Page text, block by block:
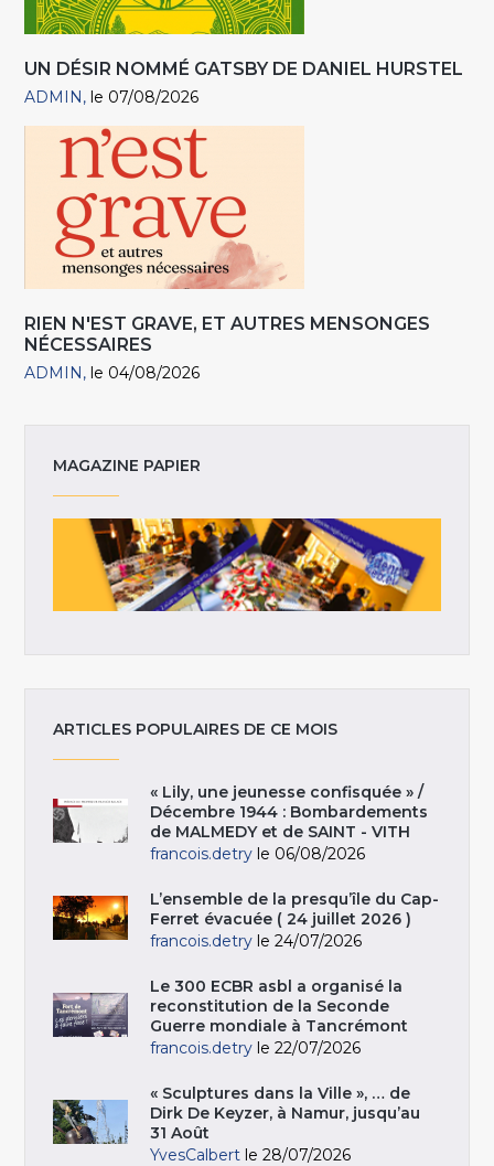
UN DÉSIR NOMMÉ GATSBY DE DANIEL HURSTEL
ADMIN le 07/08/2026
RIEN N'EST GRAVE, ET AUTRES MENSONGES
NÉCESSAIRES
ADMIN le 04/08/2026
MAGAZINE PAPIER
ARTICLES POPULAIRES DE CE MOIS
« Lily, une jeunesse confisquée » /
Décembre 1944 : Bombardements
de MALMEDY et de SAINT - VITH
francois.detry le 06/08/2026
L’ensemble de la presqu’île du Cap-
Ferret évacuée ( 24 juillet 2026 )
francois.detry le 24/07/2026
Le 300 ECBR asbl a organisé la
reconstitution de la Seconde
Guerre mondiale à Tancrémont
francois.detry le 22/07/2026
« Sculptures dans la Ville », … de
Dirk De Keyzer, à Namur, jusqu’au
31 Août
YvesCalbert le 28/07/2026